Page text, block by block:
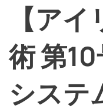
【ア
術 第
システ